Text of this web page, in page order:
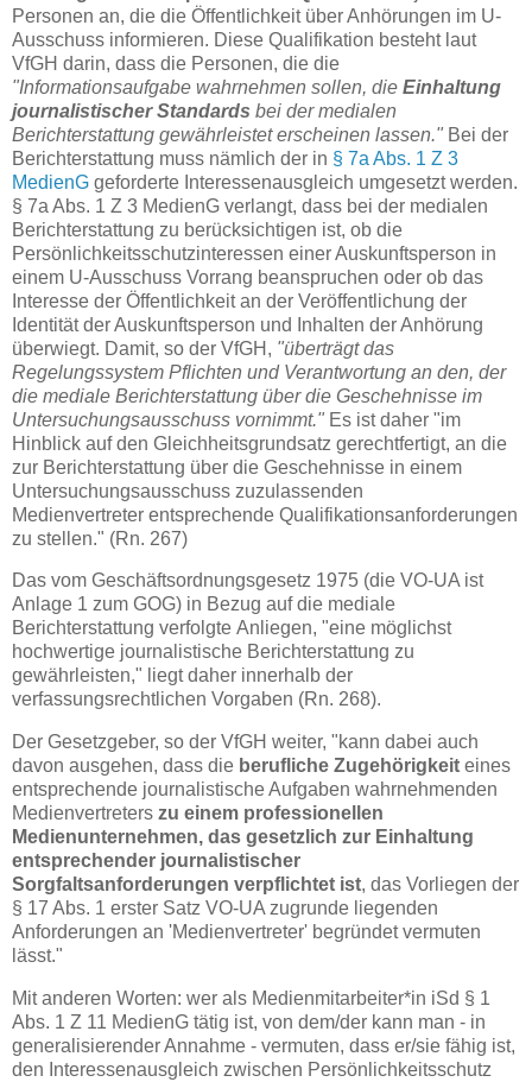
Personen an, die die Öffentlichkeit über Anhörungen im U-
Ausschuss informieren. Diese Qualifikation besteht laut
VfGH darin, dass die Personen, die die
"Informationsaufgabe wahrnehmen sollen, die Einhaltung
journalistischer Standards bei der medialen
Berichterstattung gewährleistet erscheinen lassen." Bei der
Berichterstattung muss nämlich der in § 7a Abs. 1 Z 3
MedienG geforderte Interessenausgleich umgesetzt werden.
§ 7a Abs. 1 Z 3 MedienG verlangt, dass bei der medialen
Berichterstattung zu berücksichtigen ist, ob die
Persönlichkeitsschutzinteressen einer Auskunftsperson in
einem U-Ausschuss Vorrang beanspruchen oder ob das
Interesse der Öffentlichkeit an der Veröffentlichung der
Identität der Auskunftsperson und Inhalten der Anhörung
überwiegt. Damit, so der VfGH, "überträgt das
Regelungssystem Pflichten und Verantwortung an den, der
die mediale Berichterstattung über die Geschehnisse im
Untersuchungsausschuss vornimmt." Es ist daher "im
Hinblick auf den Gleichheitsgrundsatz gerechtfertigt, an die
zur Berichterstattung über die Geschehnisse in einem
Untersuchungsausschuss zuzulassenden
Medienvertreter entsprechende Qualifikationsanforderungen
zu stellen." (Rn. 267)
Das vom Geschäftsordnungsgesetz 1975 (die VO-UA ist
Anlage 1 zum GOG) in Bezug auf die mediale
Berichterstattung verfolgte Anliegen, "eine möglichst
hochwertige journalistische Berichterstattung zu
gewährleisten," liegt daher innerhalb der
verfassungsrechtlichen Vorgaben (Rn. 268).
Der Gesetzgeber, so der VfGH weiter, "kann dabei auch
davon ausgehen, dass die berufliche Zugehörigkeit eines
entsprechende journalistische Aufgaben wahrnehmenden
Medienvertreters zu einem professionellen
Medienunternehmen, das gesetzlich zur Einhaltung
entsprechender journalistischer
Sorgfaltsanforderungen verpflichtet ist, das Vorliegen der
§ 17 Abs. 1 erster Satz VO-UA zugrunde liegenden
Anforderungen an 'Medienvertreter' begründet vermuten
lässt."
Mit anderen Worten: wer als Medienmitarbeiter*in iSd § 1
Abs. 1 Z 11 MedienG tätig ist, von dem/der kann man - in
generalisierender Annahme - vermuten, dass er/sie fähig ist,
den Interessenausgleich zwischen Persönlichkeitsschutz